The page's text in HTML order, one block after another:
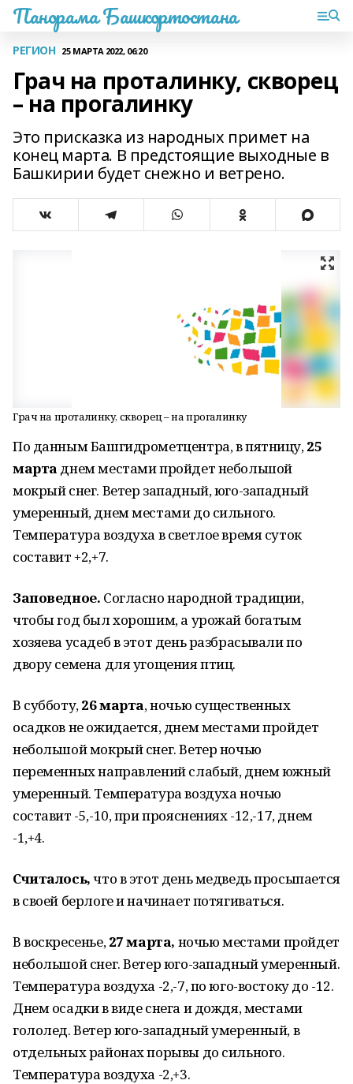
Панорама Башкортостана
РЕГИОН 25 МАРТА 2022, 06:20
Грач на проталинку, скворец
– на прогалинку
Это присказка из народных примет на
конец марта. В предстоящие выходные в
Башкирии будет снежно и ветрено.
Грач на проталинку, скворец – на прогалинку
По данным Башгидрометцентра, в пятницу,25
марта днем местами пройдет небольшой
мокрый снег. Ветер западный, юго-западный
умеренный, днем местами до сильного.
Температура воздуха в светлое время суток
составит +2,+7.
Заповедное. Согласно народной традиции,
чтобы год был хорошим, а урожай богатым
хозяева усадеб в этот день разбрасывали по
двору семена для угощения птиц.
В субботу,26 марта, ночью существенных
осадков не ожидается, днем местами пройдет
небольшой мокрый снег. Ветер ночью
переменных направлений слабый, днем южный
умеренный. Температура воздуха ночью
составит -5,-10, при прояснениях -12,-17, днем
-1,+4.
Считалось,что в этот день медведь просыпается
в своей берлоге и начинает потягиваться.
В воскресенье,27 марта, ночью местами пройдет
небольшой снег. Ветер юго-западный умеренный.
Температура воздуха -2,-7, по юго-востоку до -12.
Днем осадки в виде снега и дождя, местами
гололед. Ветер юго-западный умеренный, в
отдельных районах порывы до сильного.
Температура воздуха -2,+3.